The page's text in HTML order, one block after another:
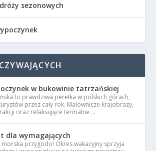
sezonowych
w bukowinie tatrzańskiej
to prawdziwa perełka w polskich górach,
przez cały rok. Malownicze krajobrazy,
oraz relaksujące termalne …
dla wymagających
morska przygodo! Okres wakacyjny sprzyja